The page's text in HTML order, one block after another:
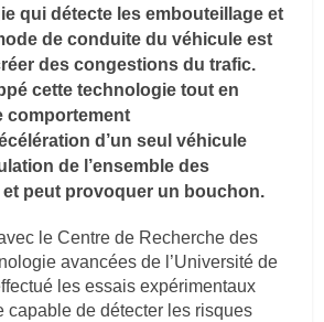
qui détecte les embouteillage et
de conduite du véhicule est
des congestions du trafic.
cette technologie tout en
comportement
d’un seul véhicule
de l’ensemble des
peut provoquer un bouchon.
le Centre de Recherche des
avancées de l’Université de
les essais expérimentaux
capable de détecter les risques